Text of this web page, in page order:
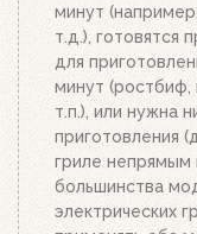
минут
т.д.),
для
минут (ростбиф,
т.п.), или нужна
приготовления
гриле непрямым
большинства
электрических